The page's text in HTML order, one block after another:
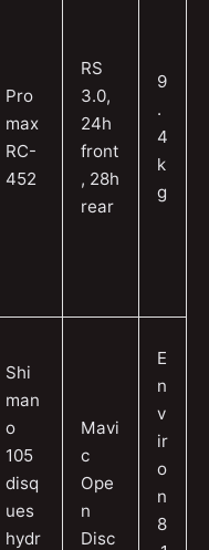
Pro
max
RC-
452
RS
3.0,
24h
front
, 28h
rear
9
.
4
k
g
Shi
man
o
105
disq
ues
hydr
Mavi
c
Ope
n
Disc
E
n
v
ir
o
n
8